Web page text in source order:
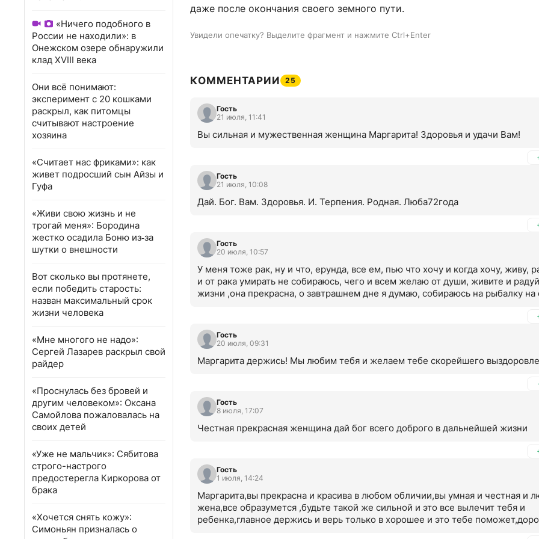
«Ничего подобного в
России не находили»: в
Онежском озере обнаружили
клад XVIII века
Они всё понимают:
эксперимент с 20 кошками
раскрыл, как питомцы
считывают настроение
хозяина
«Считает нас фриками»: как
живет подросший сын Айзы и
Гуфа
«Живи свою жизнь и не
трогай меня»: Бородина
жестко осадила Боню из‑за
шутки о внешности
Вот сколько вы протянете,
если победить старость:
назван максимальный срок
жизни человека
«Мне многого не надо»:
Сергей Лазарев раскрыл свой
райдер
«Проснулась без бровей и
другим человеком»: Оксана
Самойлова пожаловалась на
своих детей
«Уже не мальчик»: Сябитова
строго-настрого
предостерегла Киркорова от
брака
«Хочется снять кожу»:
Симоньян призналась о
даже после окончания своего земного пути.
Увидели опечатку? Выделите фрагмент и нажмите Ctrl+Enter
КОММЕНТАРИИ 25
Гость
21 июля, 11:41
Вы сильная и мужественная женщина Маргарита! Здоровья и удачи Вам!
Гость
21 июля, 10:08
Дай. Бог. Вам. Здоровья. И. Терпения. Родная. Люба72года
Гость
20 июля, 10:57
У меня тоже рак, ну и что, ерунда, все ем, пью что хочу и когда хочу, живу,
и от рака умирать не собираюсь, чего и всем желаю от души, живите и
жизни ,она прекрасна, о завтрашнем дне я думаю, собираюсь на рыбалку на
Гость
20 июля, 09:31
Маргарита держись! Мы любим тебя и желаем тебе скорейшего
Гость
8 июля, 17:07
Честная прекрасная женщина дай бог всего доброго в дальнейшей жизни
Гость
1 июля, 14:24
Маргарита,вы прекрасна и красива в любом обличии,вы умная и честная и
жена,все образумется ,будьте такой же сильной и это все вылечит тебя и
ребенка,главное держись и верь только в хорошее и это тебе